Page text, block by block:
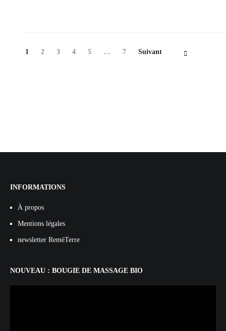
Navigation
Page
1 Page
2 Page
3 Page
4 Page
5 … Page
7 Suivant
INFORMATIONS
À propos
Mentions légales
newsletter RemèTerre
NOUVEAU : BOUGIE DE MASSAGE BIO